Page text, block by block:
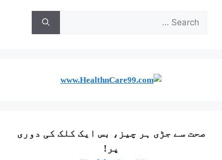
صحت سے جڑی ہر چیز، بس ایک کلک کی دوری
پر!